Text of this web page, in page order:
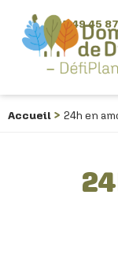
05 49 45
Accueil 24h en